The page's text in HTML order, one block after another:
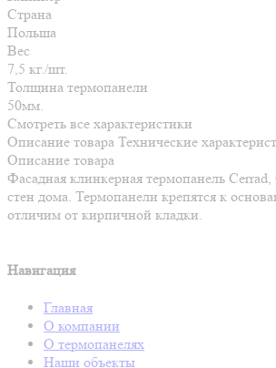
Страна
Польша
Вес
7,5 кг./шт.
Толщина термопанели
50мм.
Смотреть все характеристики
Описание товара Технические
Описание товара
Фасадная клинкерная термопанель
стен дома. Термопанели крепятся к
отличим от кирпичной кладки.
Навигация
Главная
О компании
О термопанелях
Наши объекты